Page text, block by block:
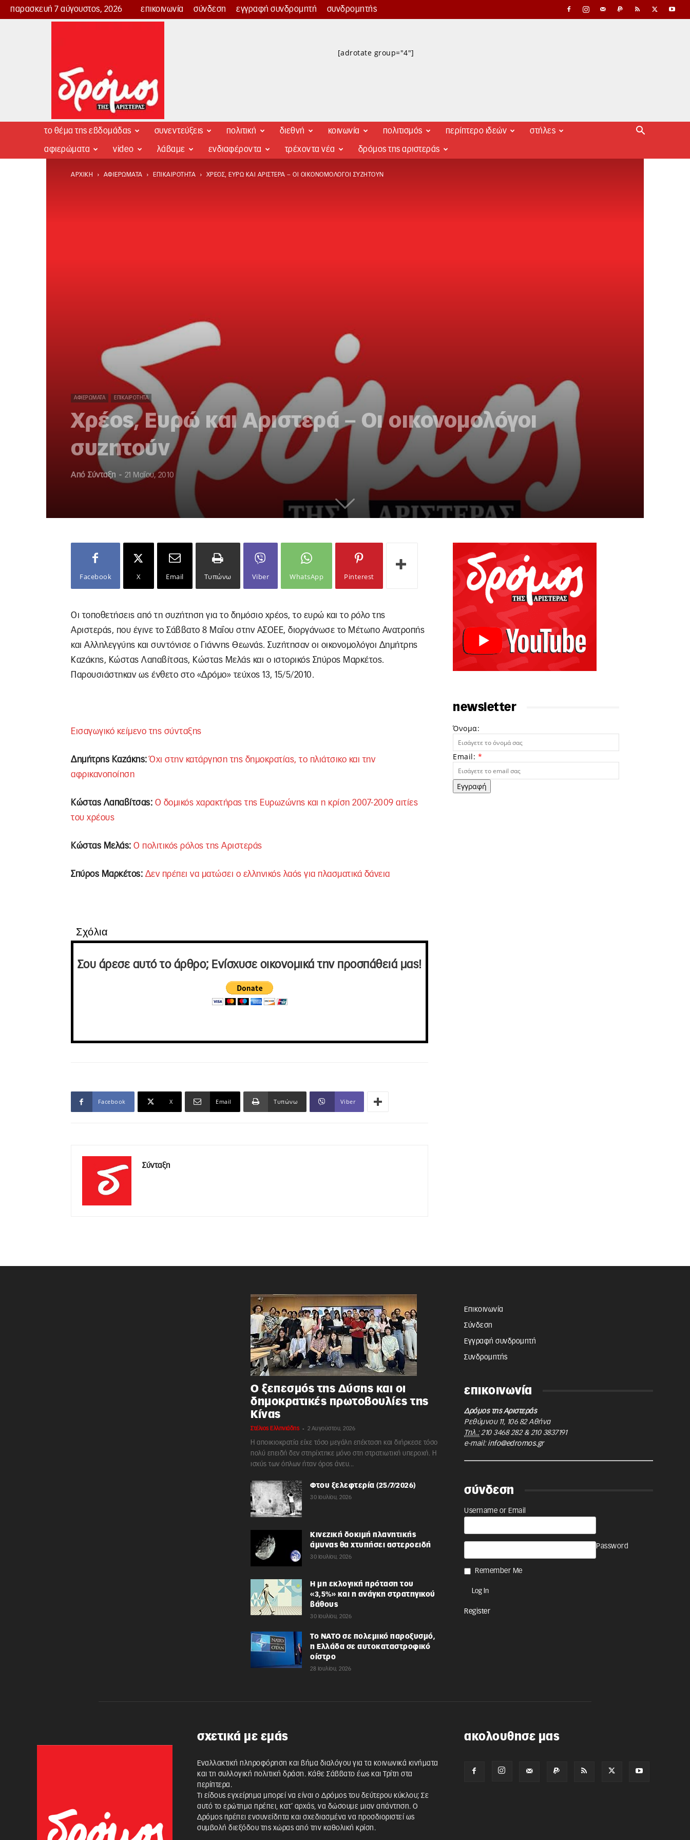
παρασκευή 7 αύγουστος, 2026 επικοινωνία σύνδεση εγγραφή συνδρομητή συνδρομητής
Δρόμος
[adrotate group="4"]
το θέμα της εβδομάδας συνεντεύξεις πολιτική διεθνή κοινωνία πολιτισμός περίπτερο ιδεών στήλες
αφιερώματα video λάβαμε ενδιαφέροντα τρέχοντα νέα δρόμος της αριστεράς
ΑΡΧΙΚΉ ΑΦΙΕΡΏΜΑΤΑ ΕΠΙΚΑΙΡΌΤΗΤΑ ΧΡΈΟΣ, ΕΥΡΏ ΚΑΙ ΑΡΙΣΤΕΡΆ – ΟΙ ΟΙΚΟΝΟΜΟΛΌΓΟΙ ΣΥΖΗΤΟΎΝ
ΑΦΙΕΡΏΜΑΤΑ ΕΠΙΚΑΙΡΌΤΗΤΑ
Χρέος, Ευρώ και Αριστερά – Οι οικονομολόγοι
συζητούν
Από Σύνταξη - 21 Μαΐου, 2010
Facebook X Email Τυπώνω Viber WhatsApp Pinterest
Οι τοποθετήσεις από τη συζήτηση για το δημόσιο χρέος, το ευρώ και το ρόλο της
Αριστεράς, που έγινε το Σάββατο 8 Μαΐου στην ΑΣΟΕΕ, διοργάνωσε το Μέτωπο Ανατροπής
και Αλληλεγγύης και συντόνισε ο Γιάννης Θεωνάς. Συζήτησαν οι οικονομολόγοι Δημήτρης
Καζάκης, Κώστας Λαπαβίτσας, Κώστας Μελάς και ο ιστορικός Σπύρος Μαρκέτος.
Παρουσιάστηκαν ως ένθετο στο «Δρόμο» τεύχος 13, 15/5/2010.
Εισαγωγικό κείμενο της σύνταξης
Δημήτρης Καζάκης: Όχι στην κατάργηση της δημοκρατίας, το πλιάτσικο και την
αφρικανοποίηση
Κώστας Λαπαβίτσας: Ο δομικός χαρακτήρας της Ευρωζώνης και η κρίση 2007-2009 αιτίες
του χρέους
Κώστας Μελάς: Ο πολιτικός ρόλος της Αριστεράς
Σπύρος Μαρκέτος: Δεν πρέπει να ματώσει ο ελληνικός λαός για πλασματικά δάνεια
Σχόλια
Σου άρεσε αυτό το άρθρο; Ενίσχυσε οικονομικά την προσπάθειά μας!
Facebook X Email Τυπώνω Viber
Σύνταξη
newsletter
Όνομα:
Email: *
Εγγραφή
Ο ξεπεσμός της Δύσης και οι
δημοκρατικές πρωτοβουλίες της
Κίνας
Στέλιος Ελληνιάδης - 2 Αυγούστου, 2026
Η αποικιοκρατία είχε τόσο μεγάλη επέκταση και διήρκεσε τόσο
πολύ επειδή δεν στηρίχτηκε μόνο στη στρατιωτική υπεροχή. Η
ισχύς των όπλων ήταν όρος άνευ...
Φτου ξελεφτερία (25/7/2026)
30 Ιουλίου, 2026
Κινεζική δοκιμή πλανητικής
άμυνας θα χτυπήσει αστεροειδή
30 Ιουλίου, 2026
Η μη εκλογική πρόταση του
«3,5%» και η ανάγκη στρατηγικού
βάθους
30 Ιουλίου, 2026
Το ΝΑΤΟ σε πολεμικό παροξυσμό,
η Ελλάδα σε αυτοκαταστροφικό
οίστρο
28 Ιουλίου, 2026
Επικοινωνία
Σύνδεση
Εγγραφή συνδρομητή
Συνδρομητής
επικοινωνία
Δρόμος της Αριστεράς
Ρεθύμνου 11, 106 82 Αθήνα
Τηλ.: 210 3468 282& 210 3837191
e-mail: info@edromos.gr
σύνδεση
Username or Email
Password
Remember Me
Register
σχετικά με εμάς
Εναλλακτική πληροφόρηση και βήμα διαλόγου για τα κοινωνικά κινήματα
και τη συλλογική πολιτική δράση. Κάθε Σάββατο έως και Τρίτη στα
περίπτερα.
Τι είδους εγχείρημα μπορεί να είναι ο Δρόμος του δεύτερου κύκλου; Σε
αυτό το ερώτημα πρέπει, κατ’ αρχάς, να δώσουμε μιαν απάντηση. Ο
Δρόμος πρέπει ενσυνείδητα και σχεδιασμένα να προσδιοριστεί ως
συμβολή διεξόδου της χώρας από την καθολική κρίση.
ακολουθησε μας